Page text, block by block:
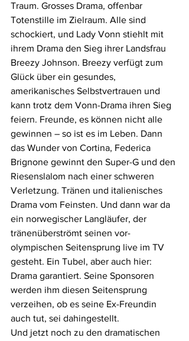
Traum. Grosses Drama, offenbar
Totenstille im Zielraum. Alle sind
schockiert, und Lady Vonn stiehlt mit
ihrem Drama den Sieg ihrer Landsfrau
Breezy Johnson. Breezy verfügt zum
Glück über ein gesundes,
amerikanisches Selbstvertrauen und
kann trotz dem Vonn-Drama ihren Sieg
feiern. Freunde, es können nicht alle
gewinnen – so ist es im Leben. Dann
das Wunder von Cortina, Federica
Brignone gewinnt den Super-G und den
Riesenslalom nach einer schweren
Verletzung. Tränen und italienisches
Drama vom Feinsten. Und dann war da
ein norwegischer Langläufer, der
tränenüberströmt seinen vor-
olympischen Seitensprung live im TV
gesteht. Ein Tubel, aber auch hier:
Drama garantiert. Seine Sponsoren
werden ihm diesen Seitensprung
verzeihen, ob es seine Ex-Freundin
auch tut, sei dahingestellt.
Und jetzt noch zu den dramatischen